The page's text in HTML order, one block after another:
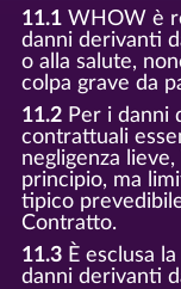
11.1WHOW è
danni derivanti
o alla salute,
colpa grave da
11.2Per i danni
contrattuali
negligenza
principio, ma
tipico
Contratto.
11.3È esclusa
danni derivanti